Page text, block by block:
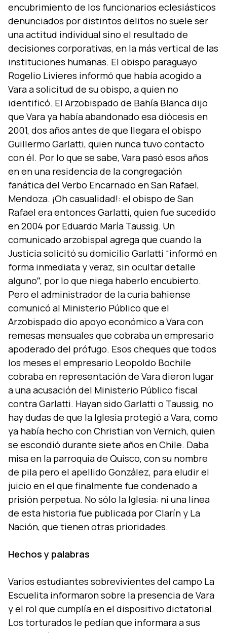
encubrimiento de los funcionarios eclesiásticos
denunciados por distintos delitos no suele ser
una actitud individual sino el resultado de
decisiones corporativas, en la más vertical de las
instituciones humanas. El obispo paraguayo
Rogelio Livieres informó que habí­a acogido a
Vara a solicitud de su obispo, a quien no
identificó. El Arzobispado de Bahí­a Blanca dijo
que Vara ya habí­a abandonado esa diócesis en
2001, dos años antes de que llegara el obispo
Guillermo Garlatti, quien nunca tuvo contacto
con él. Por lo que se sabe, Vara pasó esos años
en en una residencia de la congregación
fanática del Verbo Encarnado en San Rafael,
Mendoza. ¡Oh casualidad!: el obispo de San
Rafael era entonces Garlatti, quien fue sucedido
en 2004 por Eduardo Marí­a Taussig. Un
comunicado arzobispal agrega que cuando la
Justicia solicitó su domicilio Garlatti “informó en
forma inmediata y veraz, sin ocultar detalle
algunoˮ, por lo que niega haberlo encubierto.
Pero el administrador de la curia bahiense
comunicó al Ministerio Público que el
Arzobispado dio apoyo económico a Vara con
remesas mensuales que cobraba un empresario
apoderado del prófugo. Esos cheques que todos
los meses el empresario Leopoldo Bochile
cobraba en representación de Vara dieron lugar
a una acusación del Ministerio Público fiscal
contra Garlatti. Hayan sido Garlatti o Taussig, no
hay dudas de que la Iglesia protegió a Vara, como
ya habí­a hecho con Christian von Vernich, quien
se escondió durante siete años en Chile. Daba
misa en la parroquia de Quisco, con su nombre
de pila pero el apellido González, para eludir el
juicio en el que finalmente fue condenado a
prisión perpetua. No sólo la Iglesia: ni una lí­nea
de esta historia fue publicada por Clarí­n y La
Nación, que tienen otras prioridades.
Hechos y palabras
Varios estudiantes sobrevivientes del campo La
Escuelita informaron sobre la presencia de Vara
y el rol que cumplí­a en el dispositivo dictatorial.
Los torturados le pedí­an que informara a sus